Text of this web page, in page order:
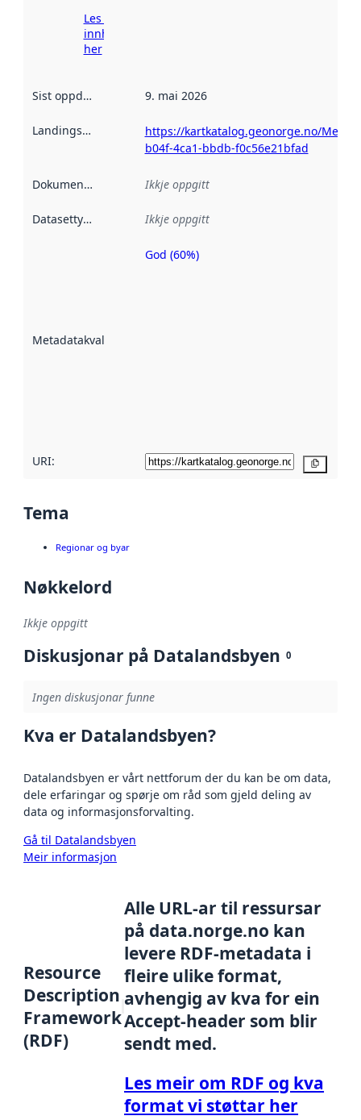
Les meir om
innhenting
her
Sist oppdatert 9. mai 2026
Landingsside
https://kartkatalog.geonorge.no/
b04f-4ca1-bbdb-f0c56e21bfad
Dokumentasjon Ikkje oppgitt
Datasettype Ikkje oppgitt
Metadatakvalitet
Metadatakvalitet
God (60%)
URI:
Tema
Regionar og byar
Nøkkelord
Ikkje oppgitt
Diskusjonar på Datalandsbyen 0
Ingen diskusjonar funne
Kva er Datalandsbyen?
Datalandsbyen er vårt nettforum der du kan be om data,
dele erfaringar og spørje om råd som gjeld deling av
data og informasjonsforvalting.
Gå til Datalandsbyen
Meir informasjon
Resource
Description
Framework
(RDF)
Alle URL-ar til ressursar
på data.norge.no kan
levere RDF-metadata i
fleire ulike format,
avhengig av kva for ein
Accept-header som blir
sendt med.
Les meir om RDF og kva
format vi støttar her